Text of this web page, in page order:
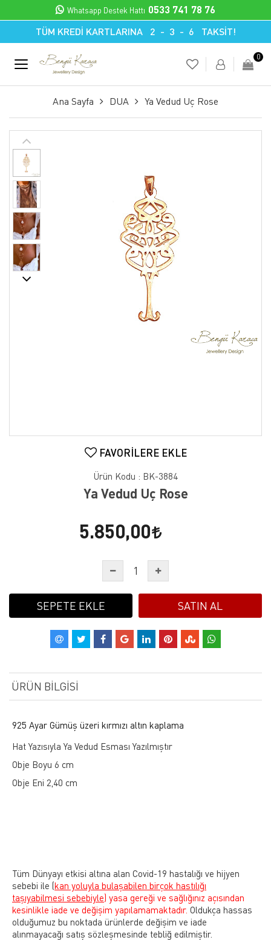
TÜM KREDİ KARTLARINA 2 - 3 - 6 TAKSİT!
Whatsapp Destek Hattı 0533 741 78 76
0
Ana Sayfa DUA Ya Vedud Uç Rose
FAVORILERE EKLE
Ürün Kodu : BK-3884
Ya Vedud Uç Rose
5.850,00
SEPETE EKLE SATIN AL
ÜRÜN BILGISI
925 Ayar Gümüş üzeri kırmızı altın kaplama
Hat Yazısıyla Ya Vedud Esması Yazılmıştır
Obje Boyu 6 cm
Obje Eni 2,40 cm
Tüm Dünyayı etkisi altına alan Covid-19 hastalığı ve hijyen
sebebi ile (kan yoluyla bulaşabilen birçok hastılığı
taşıyabilmesi sebebiyle) yasa gereği ve sağlığınız açısından
kesinlikle iade ve değişim yapılamamaktadır. Oldukça hassas
olduğumuz bu noktada ürünlerde değişim ve iade
alınmayacağı satış sözleşmesinde tebliğ edilmiştir.